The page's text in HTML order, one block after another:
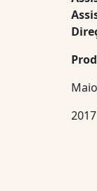
D
2017